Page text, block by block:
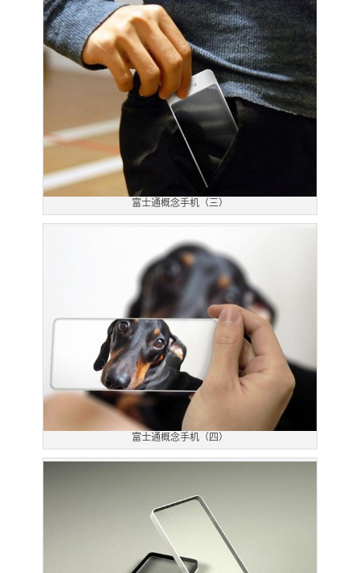
富士通概念手机（三）
富士通概念手机（四）